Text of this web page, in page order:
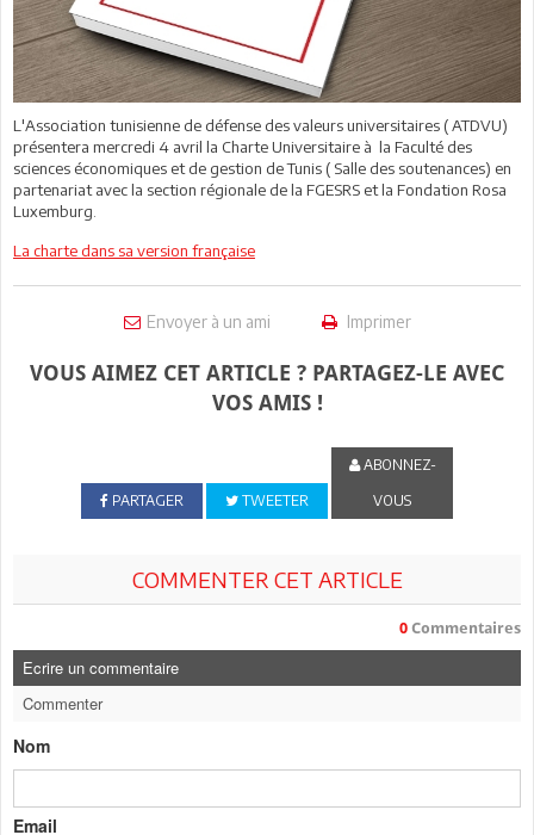
L'Association tunisienne de défense des valeurs universitaires ( ATDVU)
présentera mercredi 4 avril la Charte Universitaire à la Faculté des
sciences économiques et de gestion de Tunis ( Salle des soutenances) en
partenariat avec la section régionale de la FGESRS et la Fondation Rosa
Luxemburg.
La charte dans sa version française
Envoyer à un ami Imprimer
VOUS AIMEZ CET ARTICLE ? PARTAGEZ-LE AVEC
VOS AMIS !
PARTAGER TWEETER
ABONNEZ-
VOUS
COMMENTER CET ARTICLE
0 Commentaires
Ecrire un commentaire
Commenter
Nom
Email